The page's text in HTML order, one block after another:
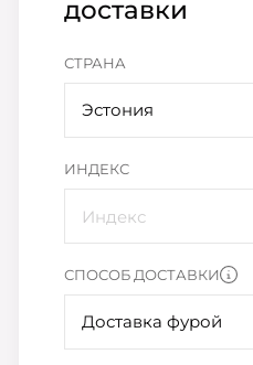
доставки
СТРАНА
Эстония
ИНДЕКС
СПОСОБ ДОСТАВКИ
Доставка фурой